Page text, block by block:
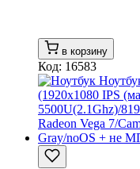
в корзину
Код: 16583